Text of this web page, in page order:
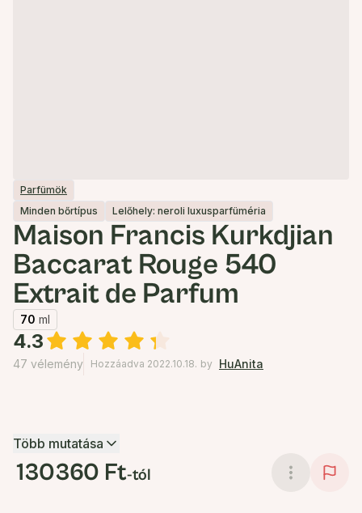
Parfümök
Minden bőrtípus
Lelőhely: neroli luxusparfüméria
Maison Francis Kurkdjian
Baccarat Rouge 540
Extrait de Parfum
70 ml
4.3
47 vélemény Hozzáadva 2022.10.18. by HuAnita
Több mutatása
130360 Ft-tól